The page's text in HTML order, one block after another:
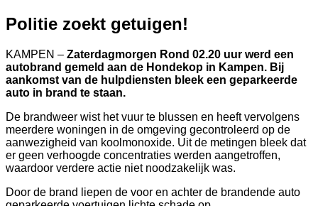
Politie zoekt getuigen!
KAMPEN – Zaterdagmorgen Rond 02.20 uur werd een
autobrand gemeld aan de Hondekop in Kampen. Bij
aankomst van de hulpdiensten bleek een geparkeerde
auto in brand te staan.
De brandweer wist het vuur te blussen en heeft vervolgens
meerdere woningen in de omgeving gecontroleerd op de
aanwezigheid van koolmonoxide. Uit de metingen bleek dat
er geen verhoogde concentraties werden aangetroffen,
waardoor verdere actie niet noodzakelijk was.
Door de brand liepen de voor en achter de brandende auto